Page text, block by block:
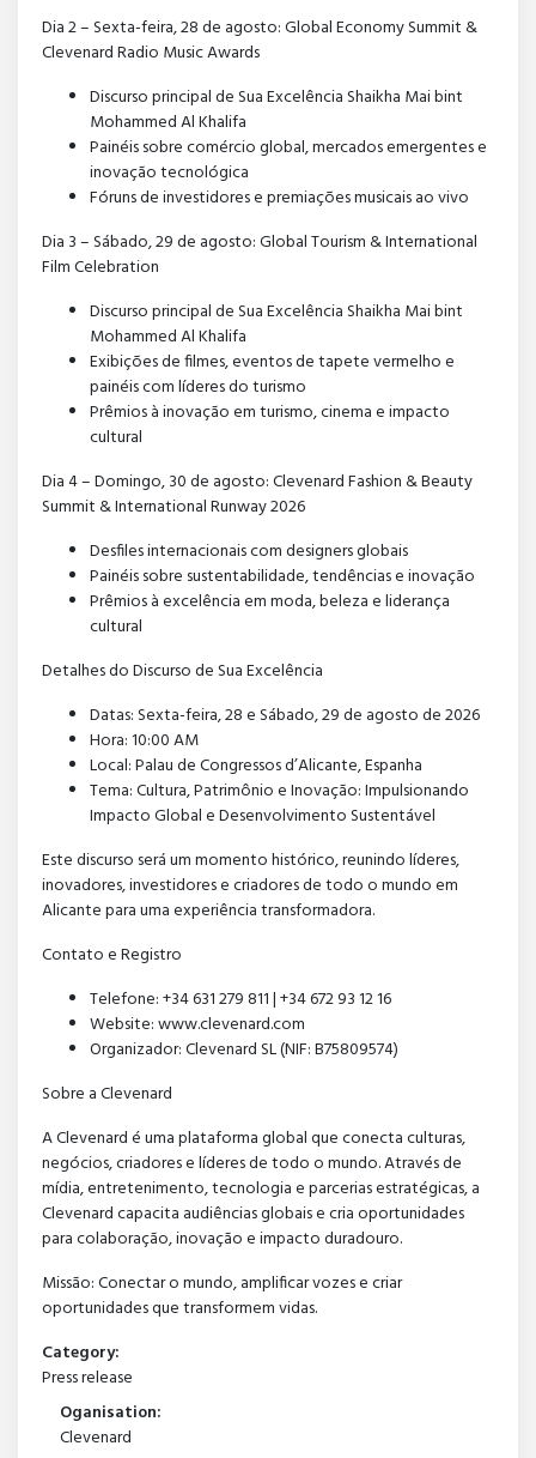
Dia 2 – Sexta-feira, 28 de agosto: Global Economy Summit &
Clevenard Radio Music Awards
Discurso principal de Sua Excelência Shaikha Mai bint
Mohammed Al Khalifa
Painéis sobre comércio global, mercados emergentes e
inovação tecnológica
Fóruns de investidores e premiações musicais ao vivo
Dia 3 – Sábado, 29 de agosto: Global Tourism & International
Film Celebration
Discurso principal de Sua Excelência Shaikha Mai bint
Mohammed Al Khalifa
Exibições de filmes, eventos de tapete vermelho e
painéis com líderes do turismo
Prêmios à inovação em turismo, cinema e impacto
cultural
Dia 4 – Domingo, 30 de agosto: Clevenard Fashion & Beauty
Summit & International Runway 2026
Desfiles internacionais com designers globais
Painéis sobre sustentabilidade, tendências e inovação
Prêmios à excelência em moda, beleza e liderança
cultural
Detalhes do Discurso de Sua Excelência
Datas: Sexta-feira, 28 e Sábado, 29 de agosto de 2026
Hora: 10:00 AM
Local: Palau de Congressos d’Alicante, Espanha
Tema: Cultura, Patrimônio e Inovação: Impulsionando
Impacto Global e Desenvolvimento Sustentável
Este discurso será um momento histórico, reunindo líderes,
inovadores, investidores e criadores de todo o mundo em
Alicante para uma experiência transformadora.
Contato e Registro
Telefone: +34 631 279 811 | +34 672 93 12 16
Website: www.clevenard.com
Organizador: Clevenard SL (NIF: B75809574)
Sobre a Clevenard
A Clevenard é uma plataforma global que conecta culturas,
negócios, criadores e líderes de todo o mundo. Através de
mídia, entretenimento, tecnologia e parcerias estratégicas, a
Clevenard capacita audiências globais e cria oportunidades
para colaboração, inovação e impacto duradouro.
Missão: Conectar o mundo, amplificar vozes e criar
oportunidades que transformem vidas.
Category:
Press release
Oganisation:
Clevenard